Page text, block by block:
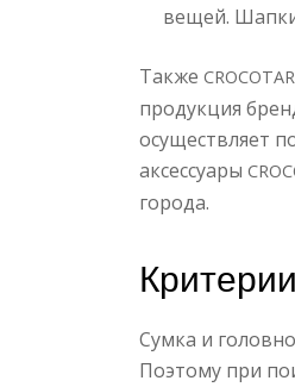
вещей.
Также
продукция
осуществляет
аксессуары
города.
Сумка и
Поэтому при